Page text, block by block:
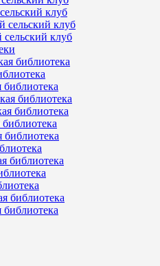
клуб
сельский клуб
клуб
библиотека
библиотека
библиотека
библиотека
библиотека
библиотека
библиотека
библиотека